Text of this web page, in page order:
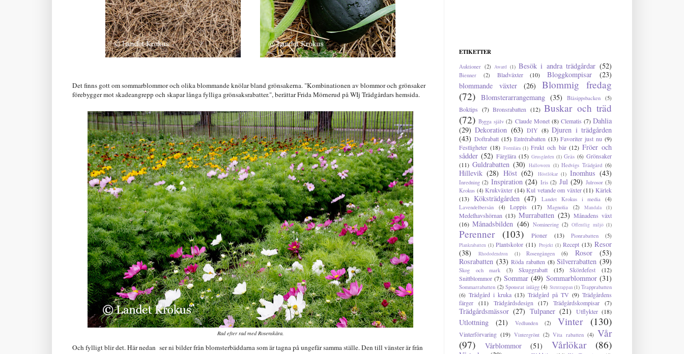
Det finns gott om sommarblommor och olika blommande knölar bland grönsakerna. "Kombinationen av blommor och grönsaker
förebygger mot skadeangrepp och skapar långa fylliga grönsaksrabatter.", berättar Frida Mörnerud på WIj Trädgårdars hemsida.
Rad efter rad med Rosenskära.
Och fylligt blir det. Här nedan ser ni bilder från blomsterbäddarna som är tagna på ungefär samma ställe. Den till vänster är från
ETIKETTER
Auktioner (2) Award (1) Besök i andra trädgårdar (52)
Bienner (2) Bladväxter (10) Bloggkompisar
(23)
blommande växter
(26)
Blommig fredag
(72) Blomsterarrangemang (35) Blåsippsbacken (5)
Boktips (7) Bronsrabatten (12) Buskar och träd
(72) Bygga själv (2) Claude Monet (8) Clematis (7) Dahlia
(29) Dekoration (63) DIY (8) Djuren i trädgården
(43) Doftrabatt (15) Entrérabatten (13) Favoriter just nu (9)
Festligheter (18) Formlära (1) Frukt och bär (12) Fröer och
sådder (52) Färglära (15) Grusgården (1) Gräs (6) Grönsaker
(11) Guldrabatten (30) Halloween (1) Hedvigs Trädgård (6)
Hillevik (28) Höst (62) Höstlökar (1) Inomhus (43)
Inredning (2) Inspiration (24) Iris (2) Jul (29) Julrosor (3)
Krokus (4) Krukväxter (14) Kul vetande om växter (11) Kärlek
(13) Köksträdgården (47) Landet Krokus i media
(4)
Lavendelbersån
(4) Loppis (17) Magnolia (2) Mandala (1)
Medelhavshörnan (13) Murrabatten (23) Månadens växt
(16) Månadsbilden (46) Nominering (2) Offentlig miljö (1)
Perenner (103) Pioner (13) Pionrabatten (5)
Plankrabatten (1) Plantskolor (11) Projekt (1) Recept (13) Resor
(38)
Rhododendron (1) Rosengången (6) Rosor
(53)
Rosrabatten (33) Röda rabatten (8) Silverrabatten (39)
Skog och mark (3) Skuggrabatt (15) Skördefest
(12)
Snittblommor (7) Sommar (49) Sommarblommor (31)
Sommarrabatten (2) Sponsrat inlägg (4) Stentrappan(1) Trapprabatten
(6) Trädgård i kruka (13) Trädgård på TV (9) Trädgårdens
färger
(11) Trädgårdsdesign (17) Trädgårdskompisar (7)
Trädgårdsmässor (27) Tulpaner (21) Utflykter (18)
Utlottning (21) Vedlunden (2) Vinter (130)
Vinterförvaring (19) Vintergrönt (2) Vita rabatten (4) Vår
(97)
Vårblommor (51) Vårlökar (86)